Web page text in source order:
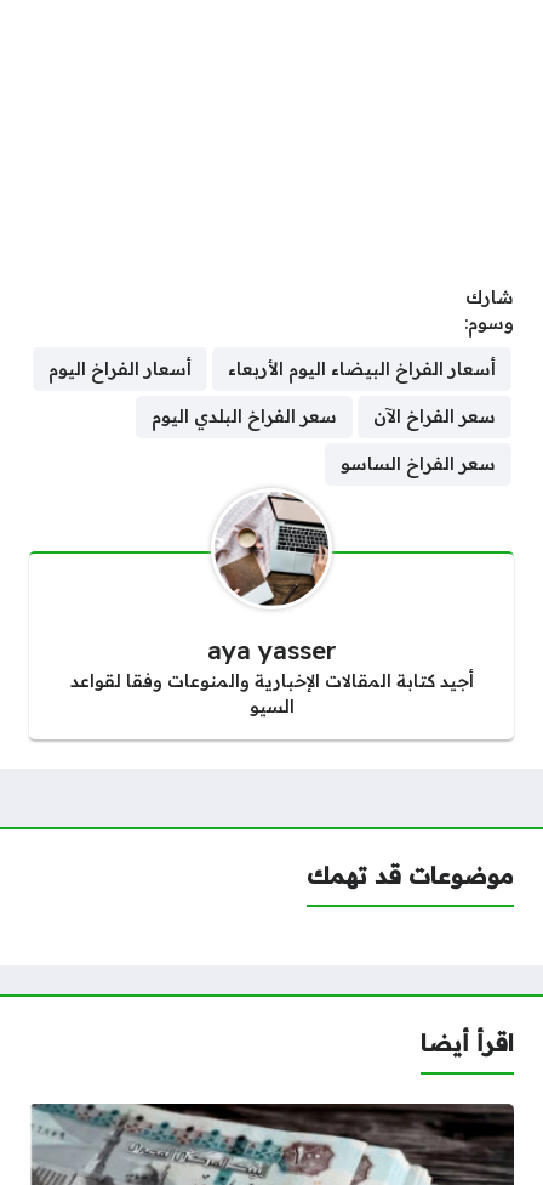
شارك
وسوم:
أسعار الفراخ البيضاء اليوم الأربعاء أسعار الفراخ اليوم
سعر الفراخ الآن سعر الفراخ البلدي اليوم
سعر الفراخ الساسو
aya yasser
أجيد كتابة المقالات الإخبارية والمنوعات وفقا لقواعد
السيو
موضوعات قد تهمك
اقرأ أيضا